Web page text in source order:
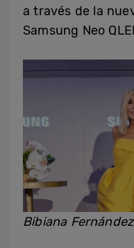
a través de la
Samsung Neo
Bibiana